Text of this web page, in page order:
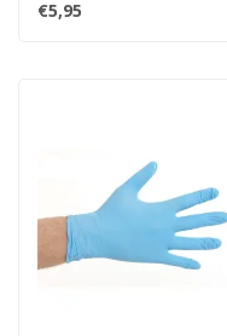
goed alternatie..
€5,95